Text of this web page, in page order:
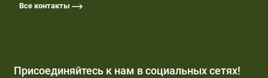
Все контакты
Присоединяйтесь к нам в социальных сетях!